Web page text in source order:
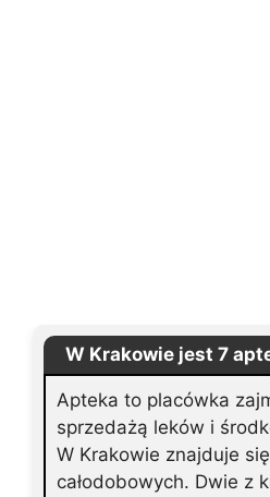
W Krakowie jest 7
Apteka to placówka
sprzedażą leków i
W Krakowie znajduje
całodobowych. Dwie z